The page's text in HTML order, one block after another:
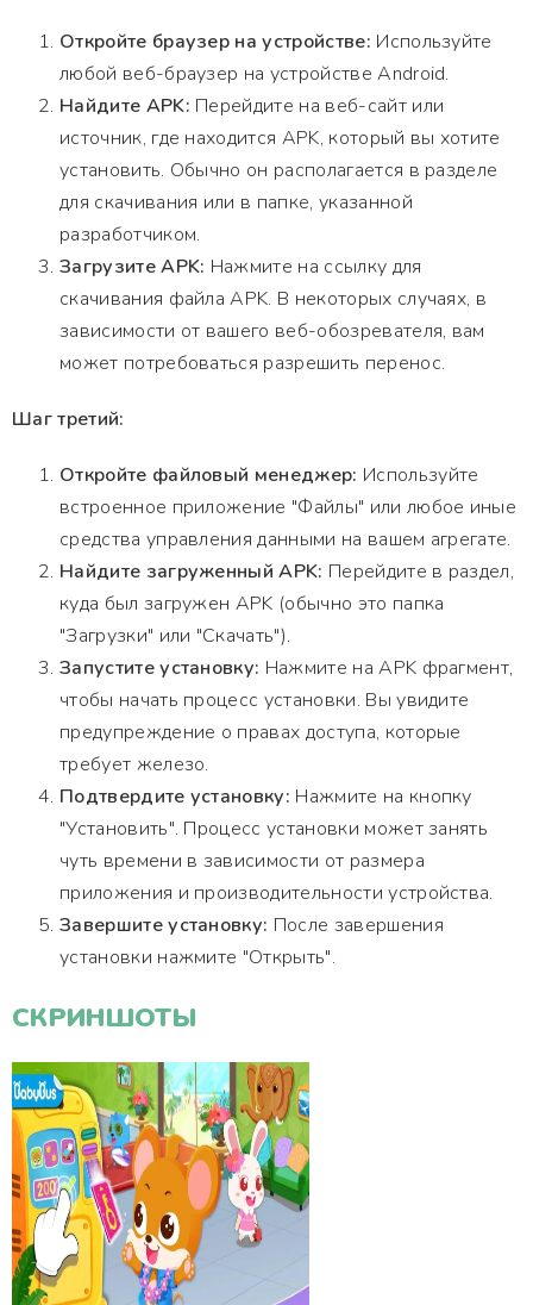
Откройте браузер на устройстве: Используйте
любой веб-браузер на устройстве Android.
Найдите APK: Перейдите на веб-сайт или
источник, где находится APK, который вы хотите
установить. Обычно он располагается в разделе
для скачивания или в папке, указанной
разработчиком.
Загрузите APK: Нажмите на ссылку для
скачивания файла APK. В некоторых случаях, в
зависимости от вашего веб-обозревателя, вам
может потребоваться разрешить перенос.
Шаг третий:
Откройте файловый менеджер: Используйте
встроенное приложение "Файлы" или любое иные
средства управления данными на вашем агрегате.
Найдите загруженный APK: Перейдите в раздел,
куда был загружен APK (обычно это папка
"Загрузки" или "Скачать").
Запустите установку: Нажмите на APK фрагмент,
чтобы начать процесс установки. Вы увидите
предупреждение о правах доступа, которые
требует железо.
Подтвердите установку: Нажмите на кнопку
"Установить". Процесс установки может занять
чуть времени в зависимости от размера
приложения и производительности устройства.
Завершите установку: После завершения
установки нажмите "Открыть".
СКРИНШОТЫ